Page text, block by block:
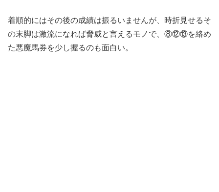
着順的にはその後の成績は振るいませんが、時折見せるそ
の末脚は激流になれば脅威と言えるモノで、⑧⑫⑬を絡め
た悪魔馬券を少し握るのも面白い。